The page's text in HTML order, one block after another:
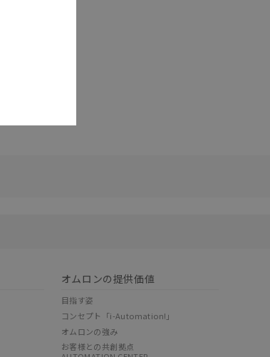
オムロンの提供価値
目指す姿
コンセプト「i-Automation!」
オムロンの強み
お客様との共創拠点